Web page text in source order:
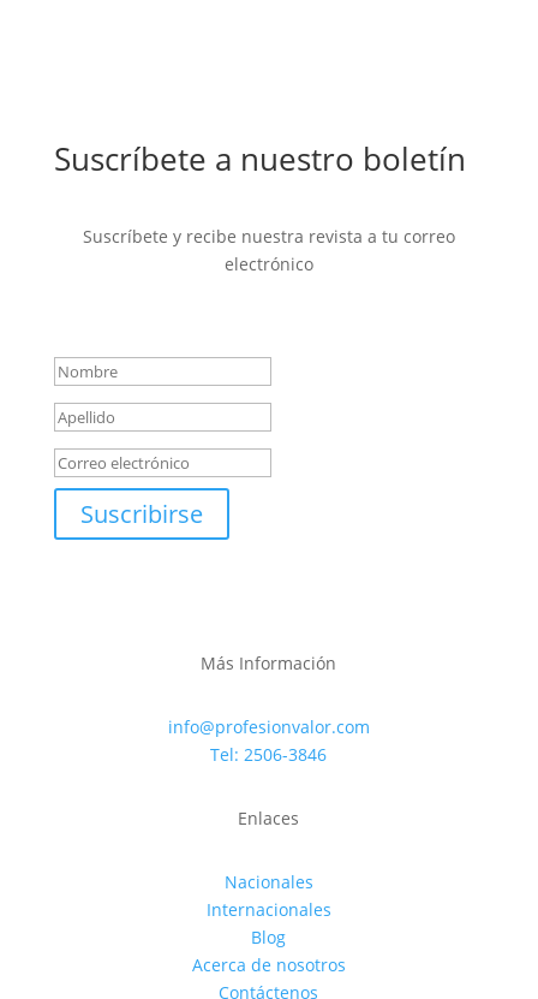
Suscríbete a nuestro boletín
Suscríbete y recibe nuestra revista a tu correo
electrónico
Suscribirse
Más Información
info@profesionvalor.com
Tel: 2506-3846
Enlaces
Nacionales
Internacionales
Blog
Acerca de nosotros
Contáctenos